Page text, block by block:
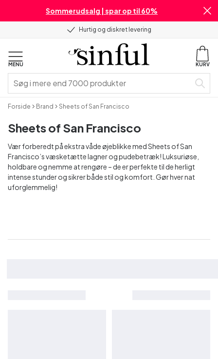
Sommerudsalg | spar op til 60%
Hurtig og diskret levering
MENU KURV
Forside Brand Sheets of San Francisco
Sheets of San Francisco
Vær forberedt på ekstra våde øjeblikke med Sheets of San
Francisco’s væsketætte lagner og pudebetræk! Luksuriøse,
holdbare og nemme at rengøre – de er perfekte til de herligt
intense stunder og sikrer både stil og komfort. Gør hver nat
uforglemmelig!